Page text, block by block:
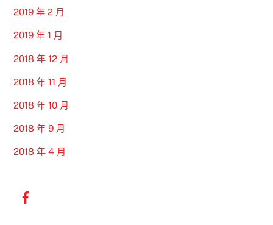
2019 年 2 月
2019 年 1 月
2018 年 12 月
2018 年 11 月
2018 年 10 月
2018 年 9 月
2018 年 4 月